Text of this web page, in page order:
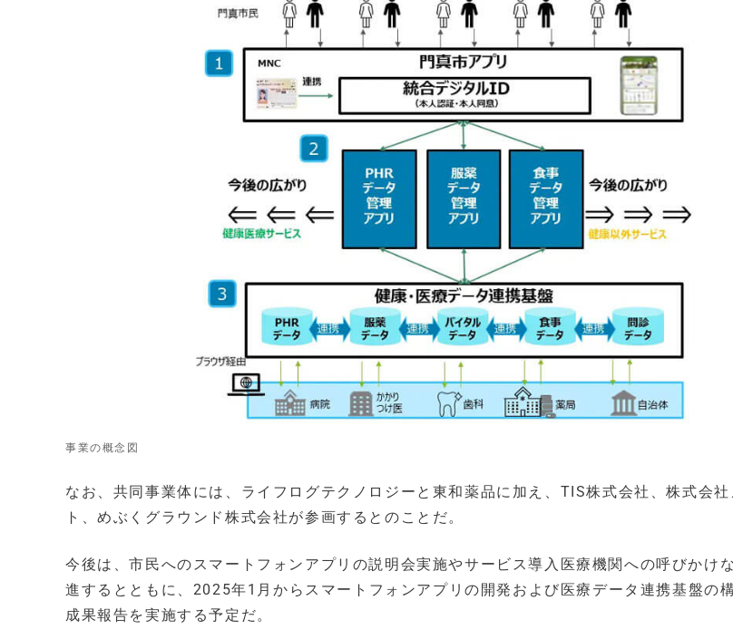
事業の概念図
なお、共同事業体には、ライフログテクノロジーと東和薬品に加え、TIS株式会社、株式会
ト、めぶくグラウンド株式会社が参画するとのことだ。
今後は、市民へのスマートフォンアプリの説明会実施やサービス導入医療機関への呼びかけ
進するとともに、2025年1月からスマートフォンアプリの開発および医療データ連携基盤の
成果報告を実施する予定だ。